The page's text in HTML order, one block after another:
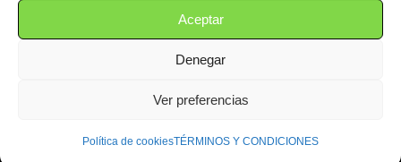
Aceptar
Denegar
Ver preferencias
Política de cookiesTÉRMINOS Y CONDICIONES
© 2020 Esperanza Cedeño. Todos los derechos reservados